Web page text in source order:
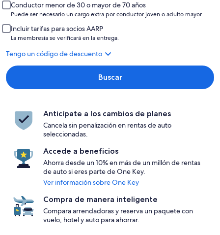
Conductor menor de 30 o mayor de 70 años
Puede ser necesario un cargo extra por conductor joven o adulto mayor.
Incluir tarifas para socios AARP
La membresía se verificará en la entrega.
Tengo un código de descuento
Buscar
Anticípate a los cambios de planes
Cancela sin penalización en rentas de auto
seleccionadas.
Accede a beneficios
Ahorra desde un 10% en más de un millón de rentas
de auto si eres parte de One Key.
Ver información sobre One Key
Compra de manera inteligente
Compara arrendadoras y reserva un paquete con
vuelo, hotel y auto para ahorrar.